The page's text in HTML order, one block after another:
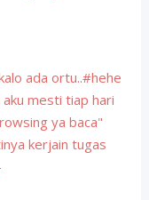
ada ortu..#hehe
mesti tiap hari
ya baca"
kerjain tugas